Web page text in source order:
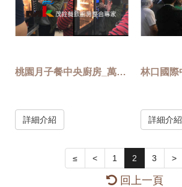
桃園月子餐中央廚房_萬能蒸烤箱篇
詳細介紹 詳細介紹
≤ < 1 2 3 >
回上一頁